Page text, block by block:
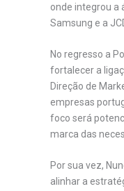
onde integrou a
Samsung e a
No regresso a
fortalecer a
Direção de
empresas
foco será
marca das
Por sua vez,
alinhar a